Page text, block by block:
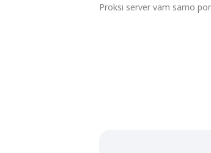
Proksi server vam samo